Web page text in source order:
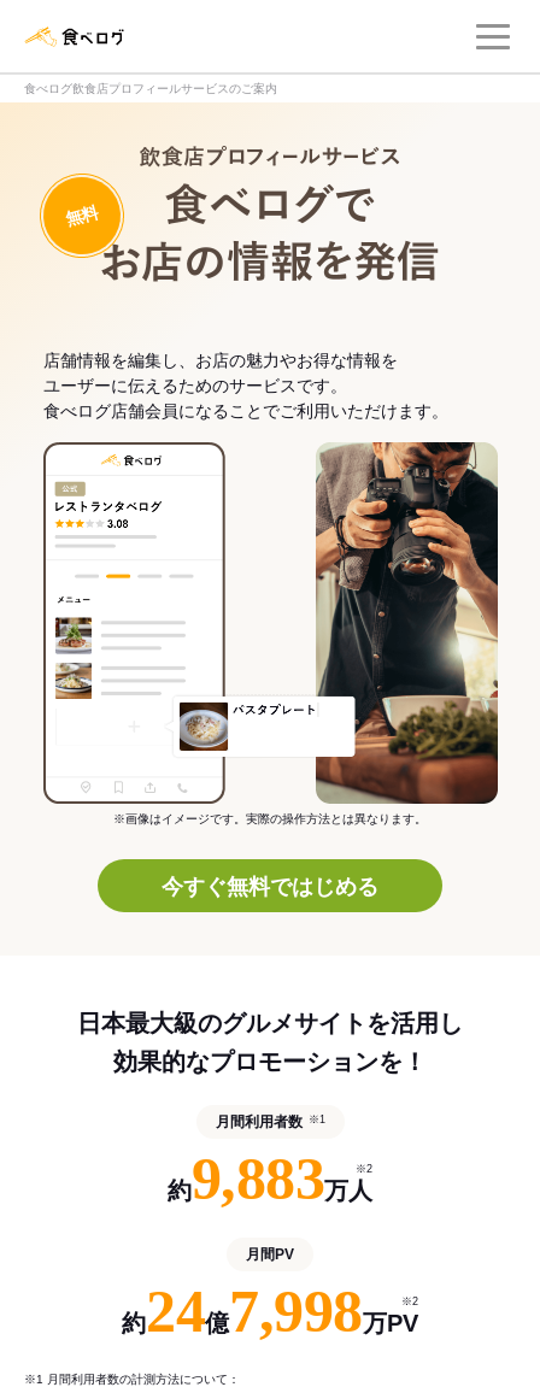
食べログ飲食店プロフィールサービスのご案内
無料
店舗情報を編集し、お店の魅力やお得な情報を
ユーザーに伝えるためのサービスです。
食べログ店舗会員になることでご利用いただけます。
※画像はイメージです。実際の操作方法とは異なります。
今すぐ無料ではじめる
日本最大級のグルメサイトを活用し
効果的なプロモーションを！
月間利用者数 ※1
約9,883万人
※2
月間PV
約24億7,998万PV
※2
※1 月間利用者数の計測方法について：